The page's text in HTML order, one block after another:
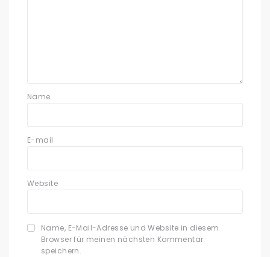
Name
E-mail
Website
Name, E-Mail-Adresse und Website in diesem
Browser für meinen nächsten Kommentar
speichern.